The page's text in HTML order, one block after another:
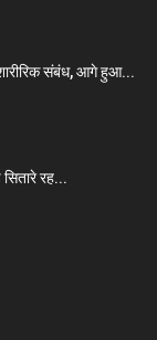
संबंध, आगे हुआ...
रह...